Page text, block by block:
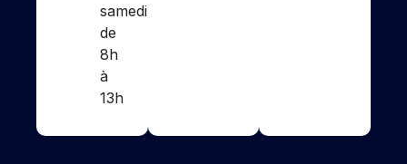
samedi
de
8h
à
13h